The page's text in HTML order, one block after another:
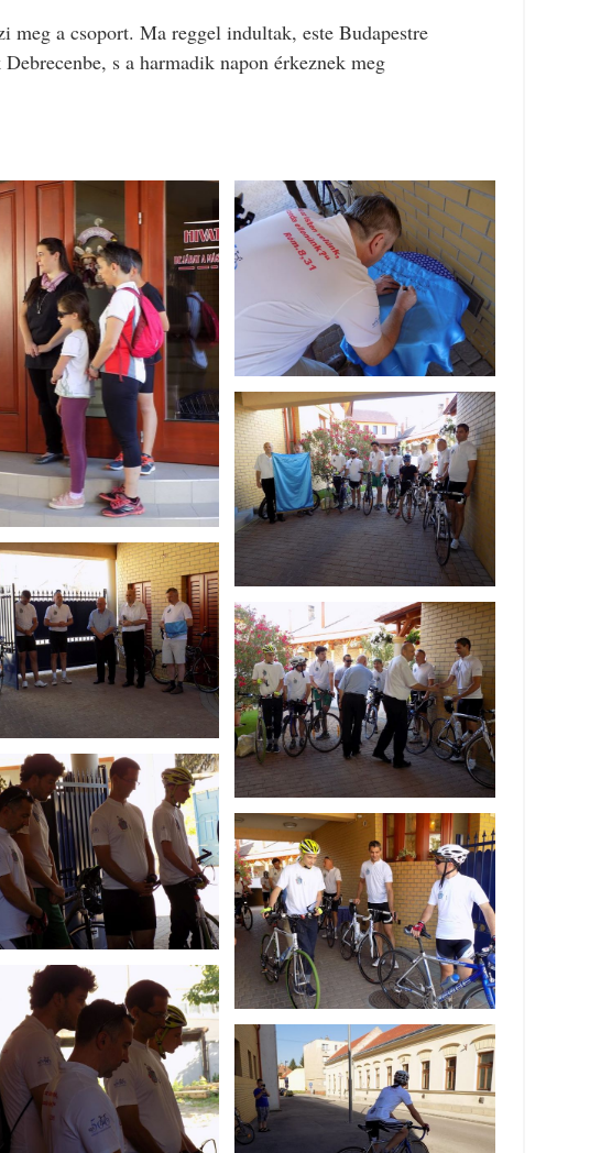
meg a csoport. Ma reggel indultak, este Budapestre
s a harmadik napon érkeznek meg